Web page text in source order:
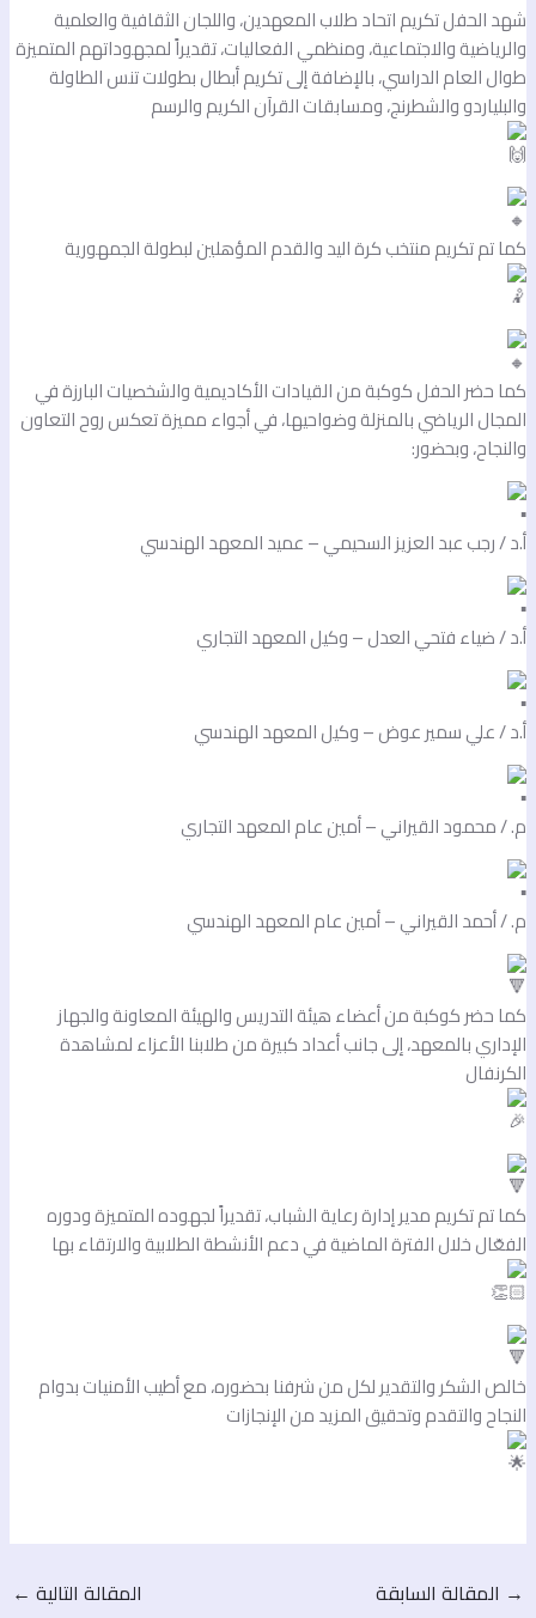
الحفل تكريم اتحاد طلاب المعهدين، واللجان الثقافية والعلمية
والاجتماعية، ومنظمي الفعاليات، تقديراً لمجهوداتهم المتميزة
العام الدراسي، بالإضافة إلى تكريم أبطال بطولات تنس الطاولة
والشطرنج، ومسابقات القرآن الكريم والرسم
تم تكريم منتخب كرة اليد والقدم المؤهلين لبطولة الجمهورية
حضر الحفل كوكبة من القيادات الأكاديمية والشخصيات البارزة في
الرياضي بالمنزلة وضواحيها، في أجواء مميزة تعكس روح التعاون
وبحضور:
/ رجب عبد العزيز السحيمي – عميد المعهد الهندسي
/ ضياء فتحي العدل – وكيل المعهد التجاري
/ علي سمير عوض – وكيل المعهد الهندسي
/ محمود القيراني – أمين عام المعهد التجاري
/ أحمد القيراني – أمين عام المعهد الهندسي
حضر كوكبة من أعضاء هيئة التدريس والهيئة المعاونة والجهاز
بالمعهد، إلى جانب أعداد كبيرة من طلابنا الأعزاء لمشاهدة
تم تكريم مدير إدارة رعاية الشباب، تقديراً لجهوده المتميزة ودوره
خلال الفترة الماضية في دعم الأنشطة الطلابية والارتقاء بها
الشكر والتقدير لكل من شرفنا بحضوره، مع أطيب الأمنيات بدوام
والتقدم وتحقيق المزيد من الإنجازات
→المقالة السابقة المقالة التالية←